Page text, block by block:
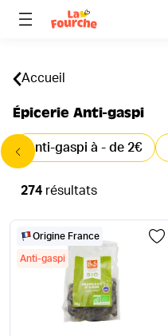
Accueil
Épicerie Anti-gaspi
Anti-gaspi à - de 2€
274 résultats
Origine France
Anti-gaspi